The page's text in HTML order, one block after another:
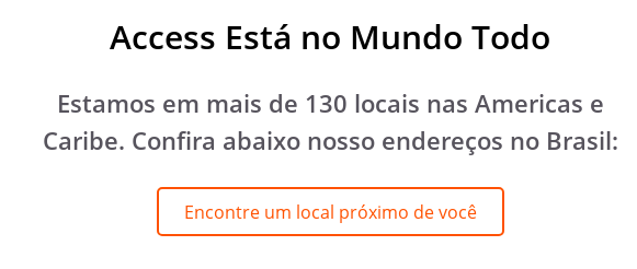
Access Está no Mundo Todo
Estamos em mais de 130 locais nas Americas e
Caribe. Confira abaixo nosso endereços no Brasil:
Encontre um local próximo de você